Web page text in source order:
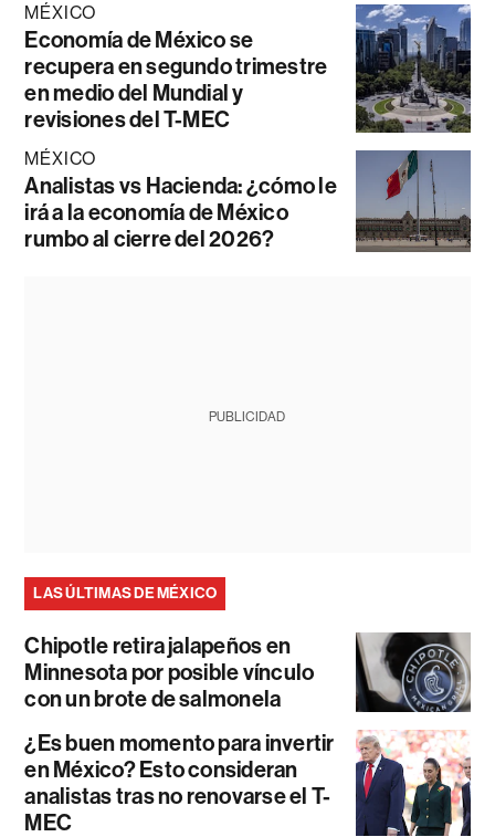
MÉXICO
Economía de México se
recupera en segundo trimestre
en medio del Mundial y
revisiones del T-MEC
MÉXICO
Analistas vs Hacienda: ¿cómo le
irá a la economía de México
rumbo al cierre del 2026?
PUBLICIDAD
LAS ÚLTIMAS DE MÉXICO
Chipotle retira jalapeños en
Minnesota por posible vínculo
con un brote de salmonela
¿Es buen momento para invertir
en México? Esto consideran
analistas tras no renovarse el T-
MEC